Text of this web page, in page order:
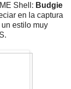
Shell: Budgie
en la captura
estilo muy